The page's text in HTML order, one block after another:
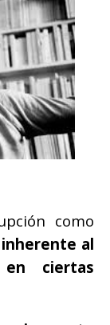
como
al
ciertas